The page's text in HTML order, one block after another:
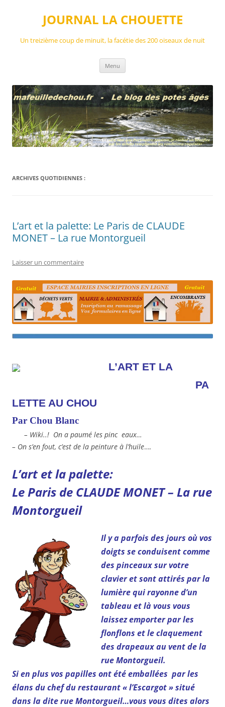
JOURNAL LA CHOUETTE
Un treizième coup de minuit, la facétie des 200 oiseaux de nuit
Menu
ARCHIVES QUOTIDIENNES :
L’art et la palette: Le Paris de CLAUDE
MONET – La rue Montorgueil
Laisser un commentaire
L’ART ET LA
PA
LETTE AU CHOU
Par Chou Blanc
– Wiki..! On a paumé les pinc eaux…
– On s’en fout, c’est de la peinture à l’huile….
L’art et la palette:
Le Paris de CLAUDE MONET – La rue
Montorgueil
Il y a parfois des jours où vos
doigts se conduisent comme
des pinceaux sur votre
clavier et sont attirés par la
lumière qui rayonne d’un
tableau et là vous vous
laissez emporter par les
flonflons et le claquement
des drapeaux au vent de la
rue Montorgueil.
Si en plus vos papilles ont été emballées par les
élans du chef du restaurant « l’Escargot » situé
dans la dite rue Montorgueil…vous vous dites alors